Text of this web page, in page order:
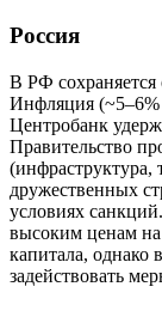
Россия
В РФ сохраняется
Инфляция (~5–6%
Центробанк
Правительство
(инфраструктура,
дружественных
условиях
высоким ценам
капитала, однако
задействовать